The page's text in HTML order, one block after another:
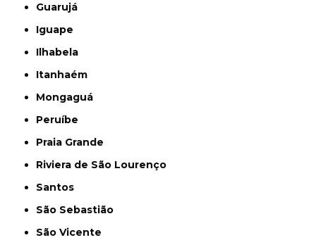
Guarujá
Iguape
Ilhabela
Itanhaém
Mongaguá
Peruíbe
Praia Grande
Riviera de São Lourenço
Santos
São Sebastião
São Vicente